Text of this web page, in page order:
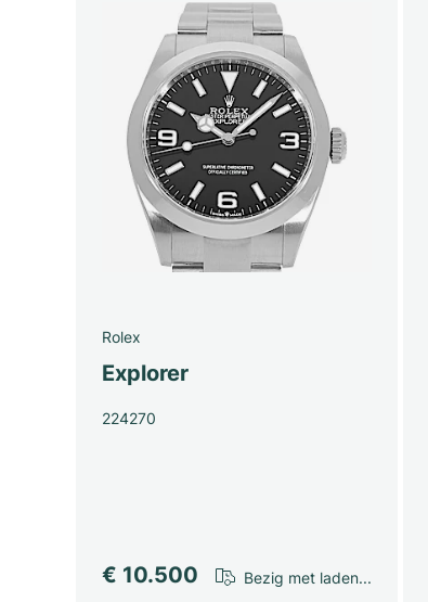
Rolex
Explorer
224270
€ 10.500 Bezig met laden...